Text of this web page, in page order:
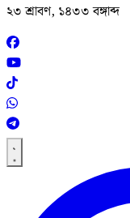
২৩ শ্রাবণ, ১৪৩৩ বঙ্গাব্দ